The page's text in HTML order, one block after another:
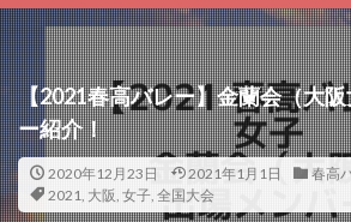
【2021春高バレー】金蘭会（大
ー紹介！
2020年12月23日 2021年1月1日 春高
2021, 大阪, 女子, 全国大会